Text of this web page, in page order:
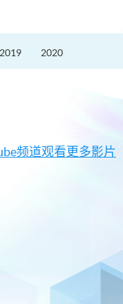
2019 2020
频道观看更多影片